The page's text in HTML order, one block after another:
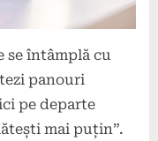
se întâmplă cu
panouri
pe departe
mai puțin”.